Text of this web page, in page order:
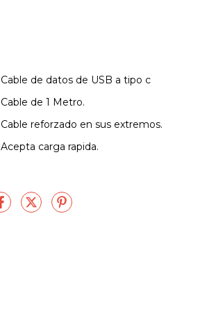
Cable de datos de USB a tipo c
Cable de 1 Metro.
Cable reforzado en sus extremos.
Acepta carga rapida.